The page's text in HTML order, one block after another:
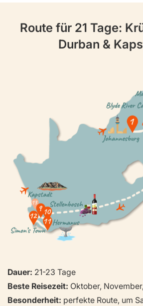
Route für 21 Tage:
Durban &
Dauer: 21-23 Tage
Beste Reisezeit: Oktober,
Besonderheit: perfekte Route, um